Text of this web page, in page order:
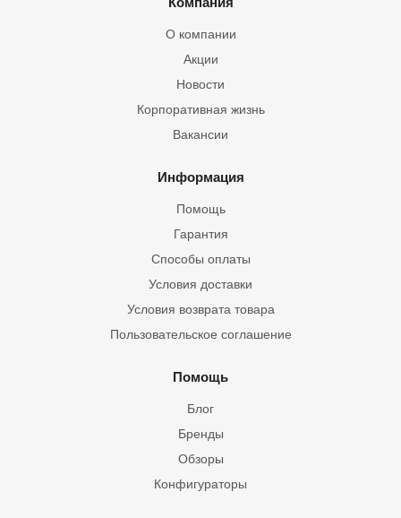
О компании
Акции
Новости
Корпоративная жизнь
Вакансии
Информация
Помощь
Гарантия
Способы оплаты
Условия доставки
Условия возврата товара
Пользовательское соглашение
Помощь
Блог
Бренды
Обзоры
Конфигураторы